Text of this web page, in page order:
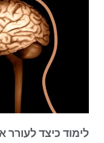
לימוד כיצד